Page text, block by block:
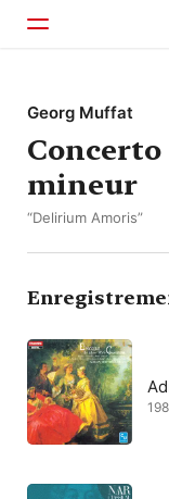
Accueil
Parcourir
Rechercher
Georg Muffat
Concerto
mineur
“Delirium Amoris”